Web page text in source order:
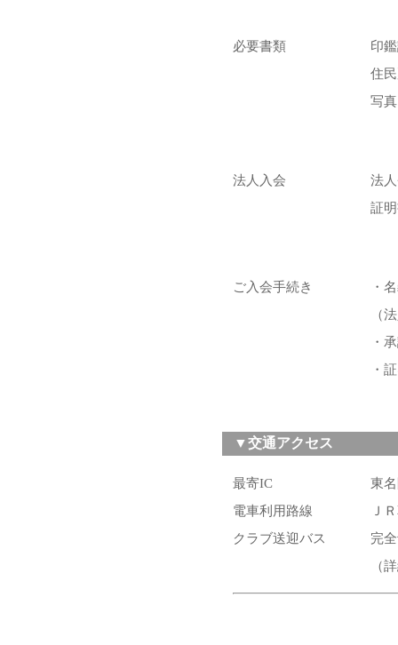
必要書類
印
住
写真
法人入会
法
証
ご入会手続き
・
（
・
・
▼交通アクセス
最寄IC
東
電車利用路線
Ｊ
クラブ送迎バス
完
（